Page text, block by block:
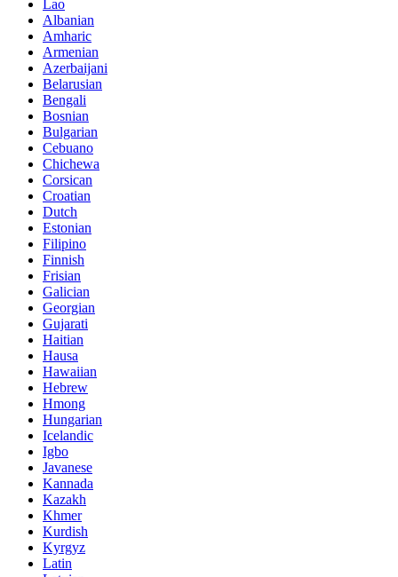
Lao
Albanian
Amharic
Armenian
Azerbaijani
Belarusian
Bengali
Bosnian
Bulgarian
Cebuano
Chichewa
Corsican
Croatian
Dutch
Estonian
Filipino
Finnish
Frisian
Galician
Georgian
Gujarati
Haitian
Hausa
Hawaiian
Hebrew
Hmong
Hungarian
Icelandic
Igbo
Javanese
Kannada
Kazakh
Khmer
Kurdish
Kyrgyz
Latin